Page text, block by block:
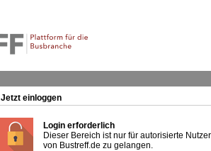
Jetzt einloggen
Login erforderlich
Dieser Bereich ist nur für autorisierte
von Bustreff.de zu gelangen.